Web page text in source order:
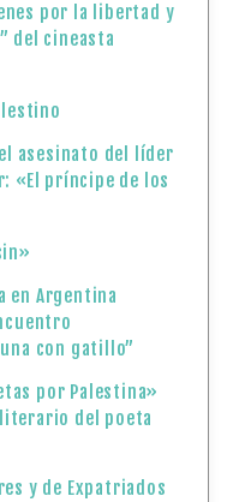
por la libertad y
del cineasta
asesinato del líder
«El príncipe de los
en Argentina
con gatillo”
por Palestina»
del poeta
y de Expatriados